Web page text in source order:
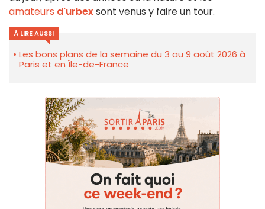
amateurs d'urbexsont venus y faire un tour.
À LIRE AUSSI
Les bons plans de la semaine du 3 au 9 août 2026 à
Paris et en Île-de-France